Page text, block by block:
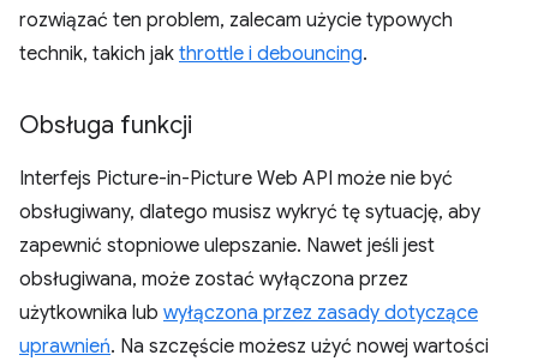
rozwiązać ten problem, zalecam użycie typowych
technik, takich jak throttle i debouncing.
Obsługa funkcji
Interfejs Picture-in-Picture Web API może nie być
obsługiwany, dlatego musisz wykryć tę sytuację, aby
zapewnić stopniowe ulepszanie. Nawet jeśli jest
obsługiwana, może zostać wyłączona przez
użytkownika lub wyłączona przez zasady dotyczące
uprawnień. Na szczęście możesz użyć nowej wartości